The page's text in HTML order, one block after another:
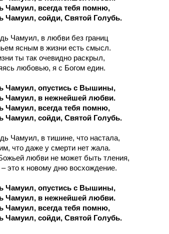
Чамуил, всегда тебя помню,
Чамуил, сойди, Святой Голубь.
Чамуил, в любви без границ
ясным в жизни есть смысл.
ты так очевидно раскрыл,
любовью, я с Богом един.
Чамуил, опустись с Вышины,
Чамуил, в нежнейшей любви.
Чамуил, всегда тебя помню,
Чамуил, сойди, Святой Голубь.
Чамуил, в тишине, что настала,
что даже у смерти нет жала.
любви не может быть тления,
это к новому дню восхождение.
Чамуил, опустись с Вышины,
Чамуил, в нежнейшей любви.
Чамуил, всегда тебя помню,
Чамуил, сойди, Святой Голубь.